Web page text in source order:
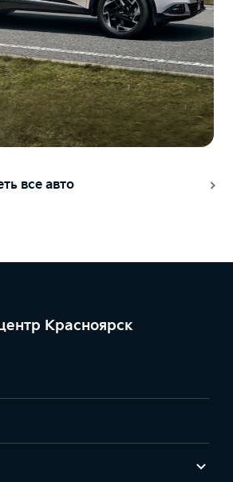
все авто
Красноярск